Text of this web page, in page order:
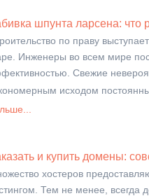
шпунта ларсена: что
по праву
Инженеры во всем мире
Свежие
исходом
и купить домены:
хостеров
Тем не менее, всегда